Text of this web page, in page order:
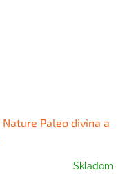
Nature Paleo divina a
Skladom